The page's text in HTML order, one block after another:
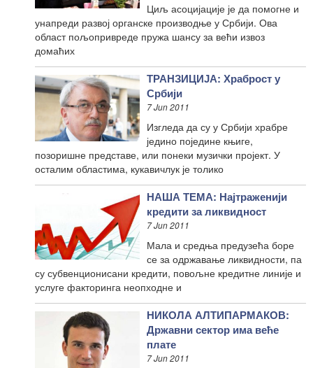
Циљ асоцијације је да помогне и
унапреди развој органске производње у Србији. Ова
област пољопривреде пружа шансу за већи извоз
домаћих
ТРАНЗИЦИЈА: Храброст у
Србији
7 Jun 2011
Изгледа да су у Србији храбре
једино поједине књиге,
позоришне представе, или понеки музички пројект. У
осталим областима, кукавичлук је толико
НАША ТЕМА: Најтраженији
кредити за ликвидност
7 Jun 2011
Мала и средња предузећа боре
се за одржавање ликвидности, па
су субвенционисани кредити, повољне кредитне линије и
услуге факторинга неопходне и
НИКОЛА АЛТИПАРМАКОВ:
Државни сектор има веће
плате
7 Jun 2011